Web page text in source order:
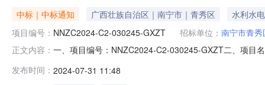
中标｜中标通知 广西壮族自治区｜南宁市｜青秀区
水利水电
项目编号： NNZC2024-C2-030245-GXZT 招标单位： 南宁市青
正文内容： 一、项目编号：NNZC2024-C2-030245-GXZT二、项目
信息：序号标项名称标的名称施工范围施工工期项目经
发布时间： 2024-07-31 11:48